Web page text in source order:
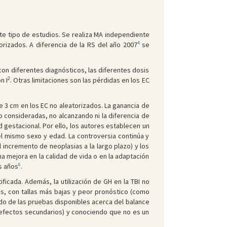
tipo de estudios. Se realiza MA independiente
A diferencia de la RS del año 20074 se
diferentes diagnósticos, las diferentes dosis
I2. Otras limitaciones son las pérdidas en los EC
cm en los EC no aleatorizados. La ganancia de
no alcanzando ni la diferencia de
gestacional. Por ello, los autores establecen un
sexo y edad. La controversia continúa y
de neoplasias a la largo plazo) y los
mejora en la calidad de vida o en la adaptación
años6.
Además, la utilización de GH en la TBI no
con tallas más bajas y peor pronóstico (como
de las pruebas disponibles acerca del balance
secundarios) y conociendo que no es un